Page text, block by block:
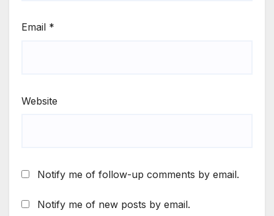
Email *
Website
Notify me of follow-up comments by email.
Notify me of new posts by email.